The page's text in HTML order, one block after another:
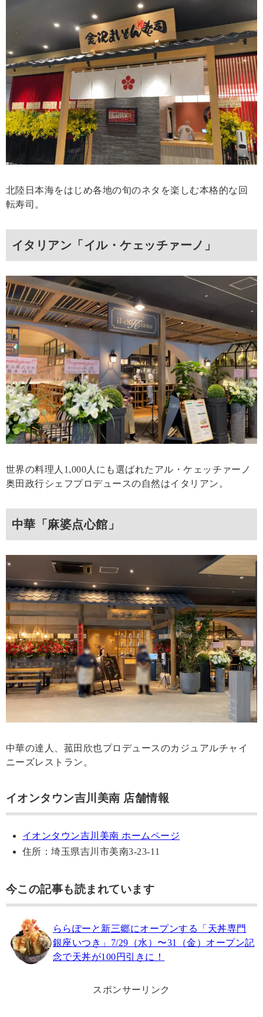
北陸日本海をはじめ各地の旬のネタを楽しむ本格的な回
転寿司。
イタリアン「イル・ケェッチァーノ」
世界の料理人1,000人にも選ばれたアル・ケェッチァーノ
奥田政行シェフプロデュースの自然はイタリアン。
中華「麻婆点心館」
中華の達人、菰田欣也プロデュースのカジュアルチャイ
ニーズレストラン。
イオンタウン吉川美南 店舗情報
イオンタウン吉川美南 ホームページ
住所：埼玉県吉川市美南3-23-11
今この記事も読まれています
ららぽーと新三郷にオープンする「天丼専門
銀座いつき」7/29（水）〜31（金）オープン記
念で天丼が100円引きに！
スポンサーリンク